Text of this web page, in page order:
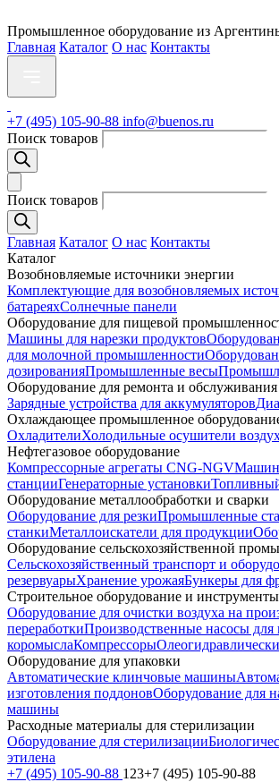
Промышленное оборудование из
Главная Каталог О нас Контакты
+7 (495) 105-90-88 info@buenos.ru
Поиск товаров
Поиск товаров
Главная Каталог О нас Контакты
Каталог
Возобновляемые источники энергии
Комплектующие для возобновляемых
батареяхСолнечные панели
Оборудование для пищевой
Машины для нарезки продуктов
для молочной промышленности
дозированияПромышленные весы
Оборудование для ремонта и обслуживания
Зарядные устройства для аккумуляторов
Охлаждающее промышленное
ОхладителиХолодильные осушители
Нефтегазовое оборудование
Компрессорные агрегаты CNG-NGV
станцииГенераторные установки
Оборудование металлообработки и сварки
Оборудование для резкиПромышленные
станкиМеталлоискатели для продукции
Оборудование сельскохозяйственной
Сельскохозяйственный транспорт и
резервуарыХранение урожаяБункеры для
Строительное оборудование и инструменты
Оборудование для очистки воздуха на
переработкиПроизводственные насосы для
коромыслаКомпрессоры
Оборудование для упаковки
Автоматические клинчовые машины
изготовления поддоновОборудование для
машины
Расходные материалы для стерилизации
Оборудование для стерилизации
этилена
+7 (495) 105-90-88 123+7 (495) 105-90-88